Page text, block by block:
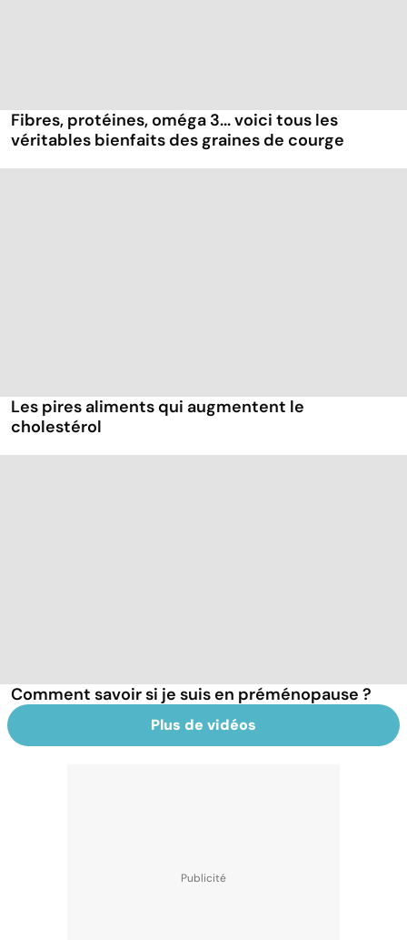
Fibres, protéines, oméga 3... voici tous les
véritables bienfaits des graines de courge
Les pires aliments qui augmentent le
cholestérol
Comment savoir si je suis en préménopause ?
Plus de vidéos